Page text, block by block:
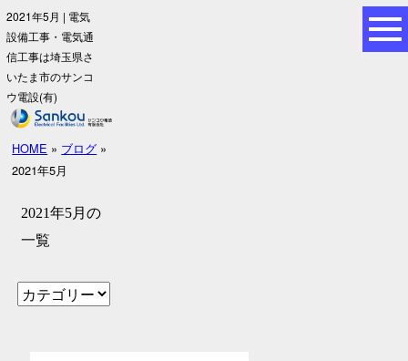
2021年5月 | 電気
設備工事・電気通
信工事は埼玉県さ
いたま市のサンコ
ウ電設(有)
HOME » ブログ »
2021年5月
2021年5月の
一覧